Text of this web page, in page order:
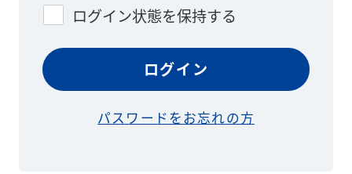
ログイン状態を保持する
パスワードをお忘れの方